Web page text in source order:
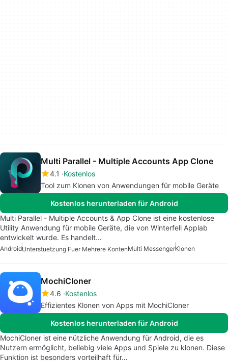
Multi Parallel - Multiple Accounts App Clone
4.1
Kostenlos
Tool zum Klonen von Anwendungen für mobile Geräte
Kostenlos herunterladen für Android
Multi Parallel - Multiple Accounts & App Clone ist eine kostenlose
Utility Anwendung für mobile Geräte, die von Winterfell Applab
entwickelt wurde. Es handelt…
AndroidUnterstuetzung Fuer Mehrere KontenMulti MessengerKlonen
MochiCloner
4.6 Kostenlos
Effizientes Klonen von Apps mit MochiCloner
Kostenlos herunterladen für Android
MochiCloner ist eine nützliche Anwendung für Android, die es
Nutzern ermöglicht, beliebig viele Apps und Spiele zu klonen. Diese
Funktion ist besonders vorteilhaft für…